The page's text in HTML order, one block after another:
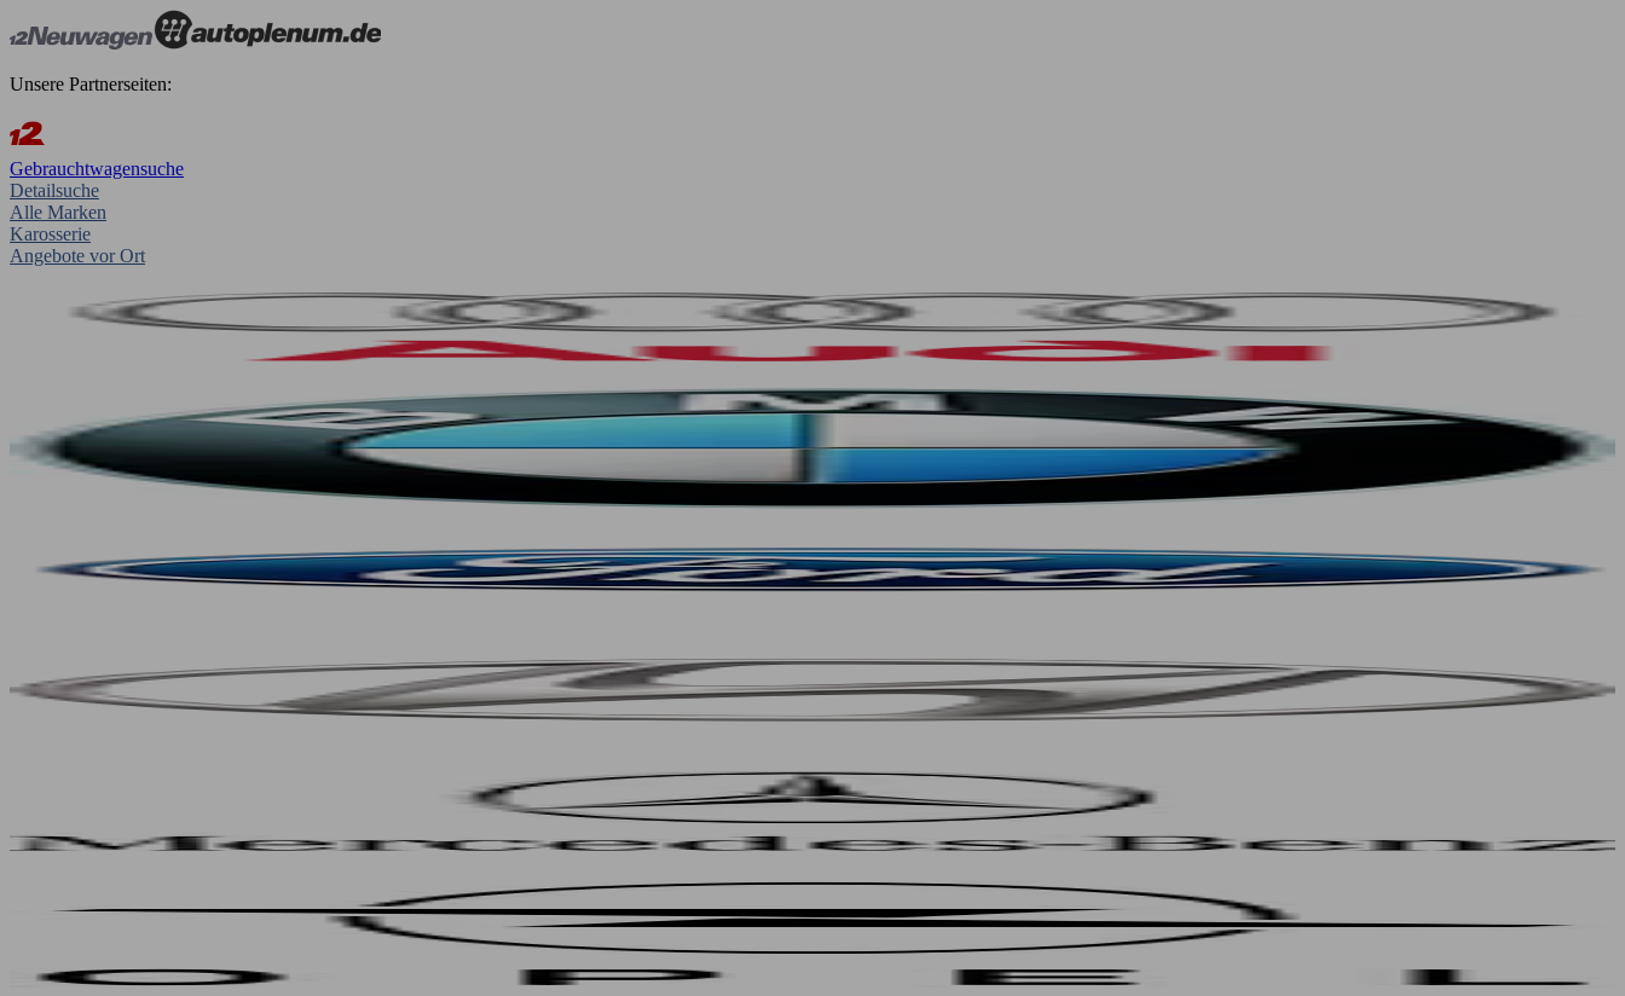
Unsere Partnerseiten:
Gebrauchtwagensuche
Detailsuche
Alle Marken
Karosserie
Angebote vor Ort